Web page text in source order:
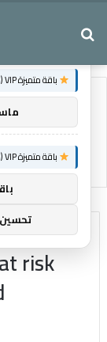
risk
باقة متميزة VIP (كود: AA26790):
باقة متميزة VIP (كود: AA11138):